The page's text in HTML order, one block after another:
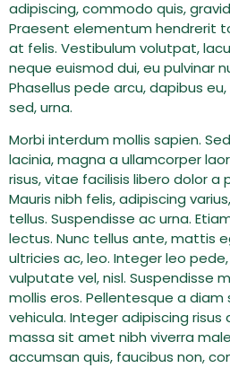
adipiscing, commodo quis,
Praesent elementum hendrerit
at felis. Vestibulum volutpat,
neque euismod dui, eu pulvinar
Phasellus pede arcu, dapibus
sed, urna.
Morbi interdum mollis sapien.
lacinia, magna a ullamcorper
risus, vitae facilisis libero dolor a
Mauris nibh felis, adipiscing
tellus. Suspendisse ac urna.
lectus. Nunc tellus ante, mattis
ultricies ac, leo. Integer leo
vulputate vel, nisl. Suspendisse
mollis eros. Pellentesque a
vehicula. Integer adipiscing risus
massa sit amet nibh viverra
accumsan quis, faucibus non,